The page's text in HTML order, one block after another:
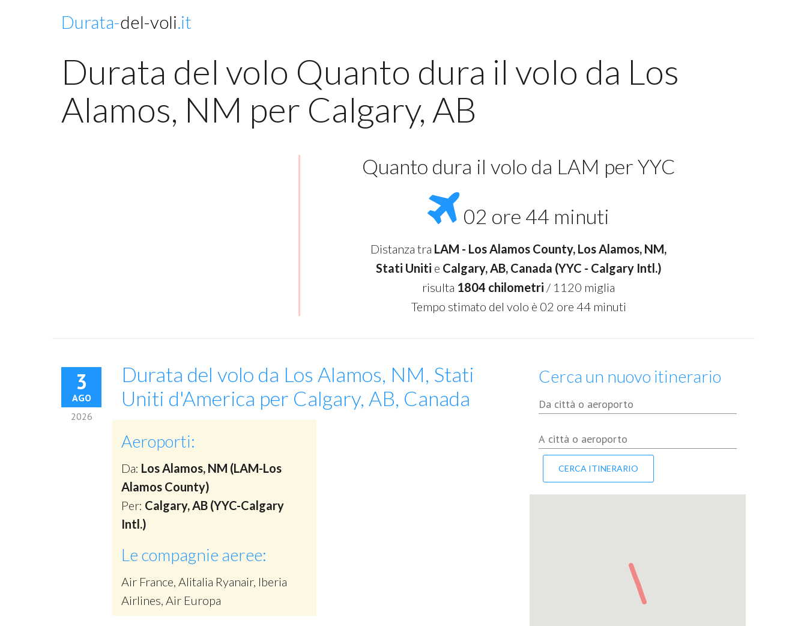
Durata-del-voli.it
Durata del volo Quanto dura il volo da Los
Alamos, NM per Calgary, AB
Quanto dura il volo da LAM per YYC
02 ore 44 minuti
Distanza tra LAM - Los Alamos County, Los Alamos, NM,
Stati Uniti e Calgary, AB, Canada (YYC - Calgary Intl.)
risulta 1804 chilometri / 1120 miglia
Tempo stimato del volo è 02 ore 44 minuti
3
AGO
2026
Durata del volo da Los Alamos, NM, Stati
Uniti d'America per Calgary, AB, Canada
Aeroporti:
Da: Los Alamos, NM (LAM-Los
Alamos County)
Per: Calgary, AB (YYC-Calgary
Intl.)
Le compagnie aeree:
Air France, Alitalia Ryanair, Iberia
Airlines, Air Europa
Cerca un nuovo itinerario